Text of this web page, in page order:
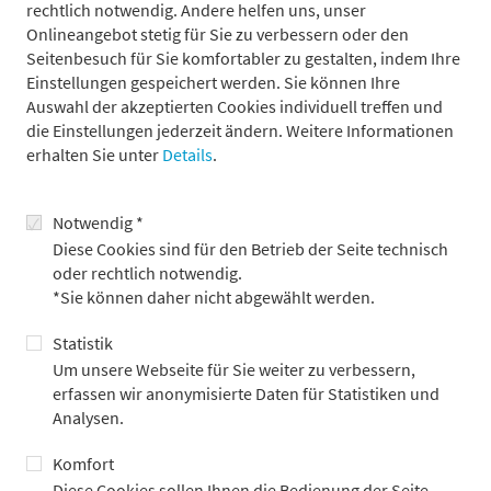
rechtlich notwendig. Andere helfen uns, unser
Onlineangebot stetig für Sie zu verbessern oder den
Seitenbesuch für Sie komfortabler zu gestalten, indem Ihre
Einstellungen gespeichert werden. Sie können Ihre
Auswahl der akzeptierten Cookies individuell treffen und
die Einstellungen jederzeit ändern. Weitere Informationen
erhalten Sie unter Details.
Notwendig *
Diese Cookies sind für den Betrieb der Seite technisch
oder rechtlich notwendig.
*Sie können daher nicht abgewählt werden.
Statistik
Um unsere Webseite für Sie weiter zu verbessern,
erfassen wir anonymisierte Daten für Statistiken und
Analysen.
Komfort
für institutionelle Kunden akquirieren.
Schmidt:Weit oben auf der Agenda steht außerdem das Thema
Infrastruktur. Angesichts der Energiewende, des Ausbaus
Erneuerbarer Energien, des Breitband-Ausbaus und der
Sanierung maroder Verkehrsnetze sehen wir hier einen
Investitionsbedarf von 90 Billionen Dollar in den nächsten 20
Kam die Initiative von Ihnen oder von Kundenseite?
alternativen Assets steigt. Angesichts der Zinswende sind
Private Equity, aber eben auch Infrastruktur enorm gefragt. Gut
gemanagte Infrastrukturprojekte bieten stabile, oft
inflationsindexierte Cashflows und haben eine geringe